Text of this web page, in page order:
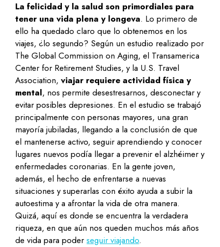
La felicidad y la salud son primordiales para
tener una vida plena y longeva. Lo primero de
ello ha quedado claro que lo obtenemos en los
viajes, ¿lo segundo? Según un estudio realizado por
The Global Commission on Aging, el Transamerica
Center for Retirement Studies, y la U.S. Travel
Association,viajar requiere actividad física y
mental, nos permite desestresarnos, desconectar y
evitar posibles depresiones. En el estudio se trabajó
principalmente con personas mayores, una gran
mayoría jubiladas, llegando a la conclusión de que
el mantenerse activo, seguir aprendiendo y conocer
lugares nuevos podía llegar a prevenir el alzhéimer y
enfermedades coronarias. En la gente joven,
además, el hecho de enfrentarse a nuevas
situaciones y superarlas con éxito ayuda a subir la
autoestima y a afrontar la vida de otra manera.
Quizá, aquí es donde se encuentra la verdadera
riqueza, en que aún nos queden muchos más años
de vida para poderseguir viajando.